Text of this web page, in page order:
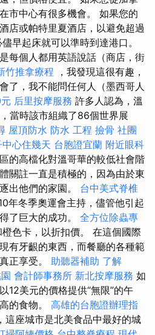
市中心有很多機會。 如果您的
店或帕特里夏酒店，以避免超過
早起床就可以準時到達港口。
每個人都用英語說話（商店，街
竹推拿療程 ，我發現這很有趣，
了，我不能問任何人（墨西哥人
后里按摩服務 許多人認為，溫
當時該市組織了86個世界展
屋頂防水 防水 工程 撿骨 社團
中心住幾天 台胞證宜蘭 附近眼科
的高檔化對溫哥華的較低社會階
關註一直是積極的，因為由於東
出他們的家園。 台中美式脊椎
年冬季奧運會主持，儘管他引起
了巨大的成功。 全方位除蟲專
色卡，以折扣價。 在這個國際
有牙齦的東西，而餐廳的各種範
正享受。 助聽器補助 了解
會計師事務所 新北按摩服務 如
12美元的價格提供“無限”的午
的食物。 高雄的台胞證辦理指
這座城市是北美食品中最好的城